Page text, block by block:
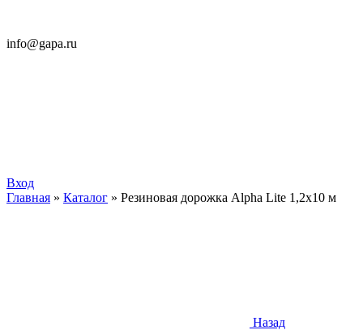
info@gapa.ru
Вход
Главная » Каталог » Резиновая дорожка Alpha Lite 1,2х10 м
Назад